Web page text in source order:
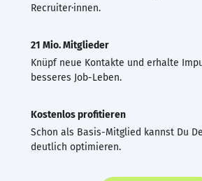
Recruiter·innen.
21 Mio. Mitglieder
Knüpf neue Kontakte und erhalte
besseres Job-Leben.
Kostenlos profitieren
Schon als Basis-Mitglied kannst Du
deutlich optimieren.